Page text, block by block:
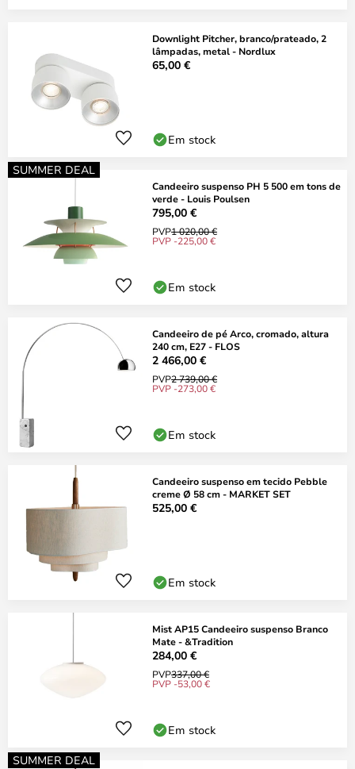
Downlight Pitcher, branco/prateado, 2
lâmpadas, metal - Nordlux
65,00 €
Em stock
SUMMER DEAL
Candeeiro suspenso PH 5 500 em tons de
verde - Louis Poulsen
795,00 €
PVP1 020,00 €
PVP -225,00 €
Em stock
Candeeiro de pé Arco, cromado, altura
240 cm, E27 - FLOS
2 466,00 €
PVP2 739,00 €
PVP -273,00 €
Em stock
Candeeiro suspenso em tecido Pebble
creme Ø 58 cm - MARKET SET
525,00 €
Em stock
Mist AP15 Candeeiro suspenso Branco
Mate - &Tradition
284,00 €
PVP337,00 €
PVP -53,00 €
Em stock
SUMMER DEAL